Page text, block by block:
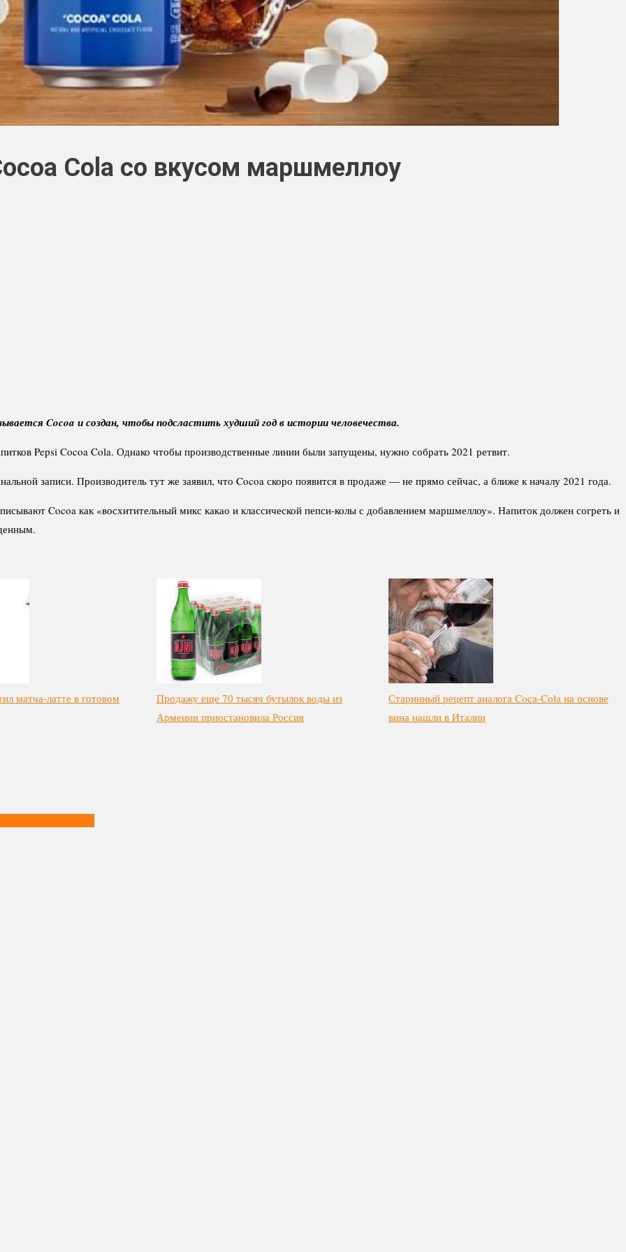
Cola со вкусом маршмеллоу
Cocoa и создан, чтобы подсластить худший год в истории человечества.
Pepsi Cocoa Cola. Однако чтобы производственные линии были запущены, нужно собрать 2021 ретвит.
записи. Производитель тут же заявил, что Cocoa скоро появится в продаже — не прямо сейчас, а ближе к началу 2021 года.
Cocoa как «восхитительный микс какао и классической пепси-колы с добавлением маршмеллоу». Напиток должен согреть и
матча-латте в готовом
Продажу еще 70 тысяч бутылок воды из
Армении приостановила Россия
Старинный рецепт аналога Coca-Cola на основе
вина нашли в Италии